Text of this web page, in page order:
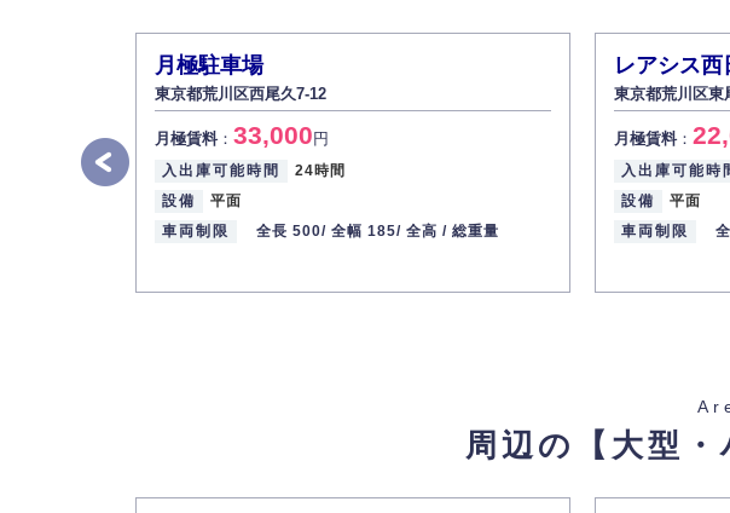
月極駐車場
東京都荒川区西尾久7-12
月極賃料： 33,000円
入出庫可能時間
24時間
設備
平面
車両制限
全長 500/ 全幅 185/ 全高 / 総重量
レアシス西
東京都荒川区東
月極賃料：
入出庫可能時
設備
平面
車両制限
周辺の【大型・